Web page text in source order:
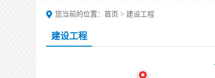
您当前的位置： 首页 > 建设工程
建设工程